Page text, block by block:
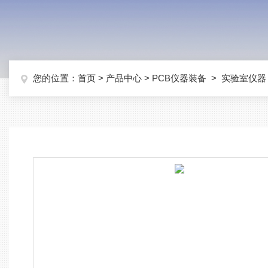
您的位置： 首页 > 产品中心 > PCB仪器装备 > 实验室仪器